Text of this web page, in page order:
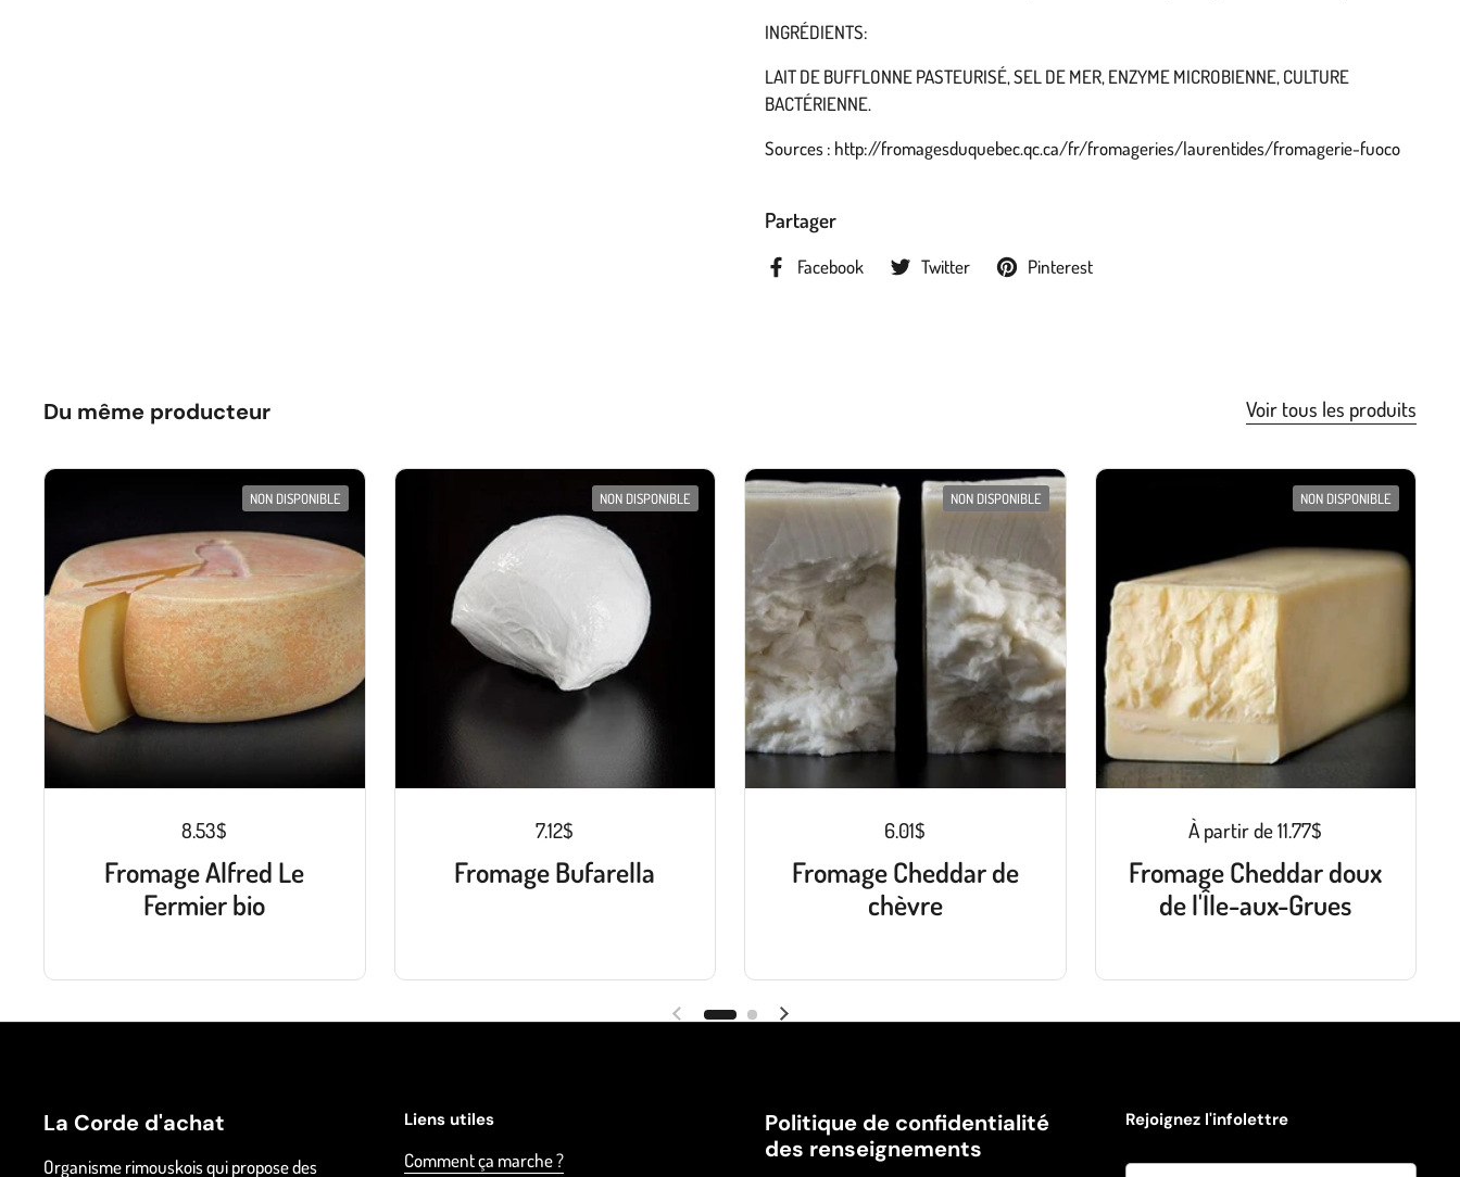
INGRÉDIENTS:
LAIT DE BUFFLONNE PASTEURISÉ, SEL DE MER, ENZYME MICROBIENNE, CULTURE
BACTÉRIENNE.
Sources : http://fromagesduquebec.qc.ca/fr/fromageries/laurentides/fromagerie-fuoco
Partager
Facebook Twitter Pinterest
Du même producteur Voir tous les produits
8.53$
Fromage Alfred Le
Fermier bio
NON DISPONIBLE
7.12$
Fromage Bufarella
NON DISPONIBLE
6.01$
Fromage Cheddar de
chèvre
NON DISPONIBLE
À partir de 11.77$
Fromage Cheddar doux
de l'Île-aux-Grues
NON DISPONIBLE
La Corde d'achat
Organisme rimouskois qui propose des
Liens utiles
Comment ça marche ?
Politique de confidentialité
des renseignements
Rejoignez l'infolettre